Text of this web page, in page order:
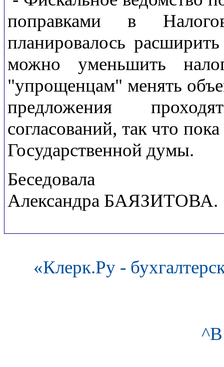
поправками в
планировалось
можно уменьшить
"упрощенцам" менять
предложения
согласований, так что
Государственной думы.
Беседовала
Александра БАЯЗИТОВА.
«Клерк.Ру -
^В